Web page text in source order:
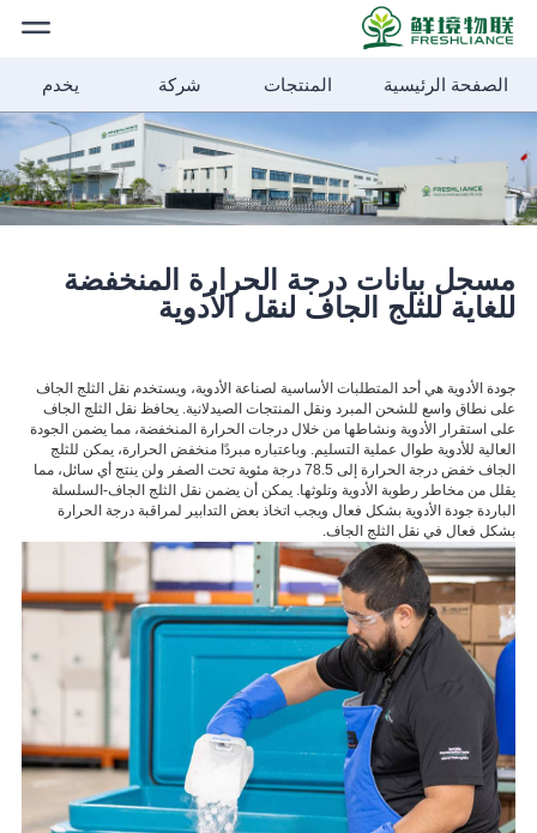
الصفحة
المنتجات
حلول
شركة
الأخبار
خدمة
الصفحة الرئيسية المنتجات شركة يخدم
مسجل بيانات درجة الحرارة المنخفضة
للغاية للثلج الجاف لنقل الأدوية
جودة الأدوية هي أحد المتطلبات الأساسية لصناعة الأدوية، ويستخدم نقل الثلج الجاف
على نطاق واسع للشحن المبرد ونقل المنتجات الصيدلانية. يحافظ نقل الثلج الجاف
على استقرار الأدوية ونشاطها من خلال درجات الحرارة المنخفضة، مما يضمن الجودة
العالية للأدوية طوال عملية التسليم. وباعتباره مبردًا منخفض الحرارة، يمكن للثلج
الجاف خفض درجة الحرارة إلى 78.5 درجة مئوية تحت الصفر ولن ينتج أي سائل، مما
يقلل من مخاطر رطوبة الأدوية وتلوثها. يمكن أن يضمن نقل الثلج الجاف-السلسلة
الباردة جودة الأدوية بشكل فعال ويجب اتخاذ بعض التدابير لمراقبة درجة الحرارة
بشكل فعال في نقل الثلج الجاف.